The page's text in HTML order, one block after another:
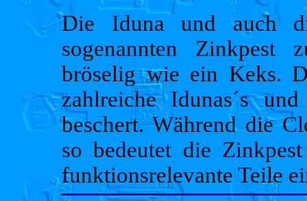
Die Iduna und auch
sogenannten
bröselig wie ein Keks.
zahlreiche Idunas´s
beschert. Während die
so bedeutet die
funktionsrelevante Teile